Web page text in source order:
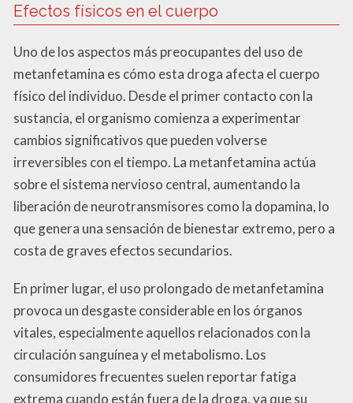
Efectos físicos en el cuerpo
Uno de los aspectos más preocupantes del uso de
metanfetamina es cómo esta droga afecta el cuerpo
físico del individuo. Desde el primer contacto con la
sustancia, el organismo comienza a experimentar
cambios significativos que pueden volverse
irreversibles con el tiempo. La metanfetamina actúa
sobre el sistema nervioso central, aumentando la
liberación de neurotransmisores como la dopamina, lo
que genera una sensación de bienestar extremo, pero a
costa de graves efectos secundarios.
En primer lugar, el uso prolongado de metanfetamina
provoca un desgaste considerable en los órganos
vitales, especialmente aquellos relacionados con la
circulación sanguínea y el metabolismo. Los
consumidores frecuentes suelen reportar fatiga
extrema cuando están fuera de la droga, ya que su